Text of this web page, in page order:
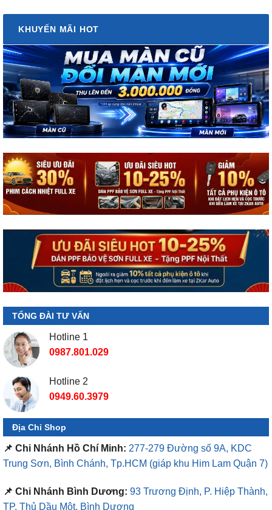
KHUYẾN MÃI HOT
TỔNG ĐÀI TƯ VẤN
Hotline 1
0987.801.029
Hotline 2
0949.60.3979
Địa Chỉ Shop
📌 Chi Nhánh Hồ Chí Minh: 277-279 Đường số 9A, KDC
Trung Sơn, Bình Chánh, Tp.HCM (giáp khu Him Lam Quận 7)
📌 Chi Nhánh Bình Dương: 93 Trương Định, P. Hiệp Thành,
TP. Thủ Dầu Một, Bình Dương